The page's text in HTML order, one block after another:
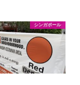
シンガポール